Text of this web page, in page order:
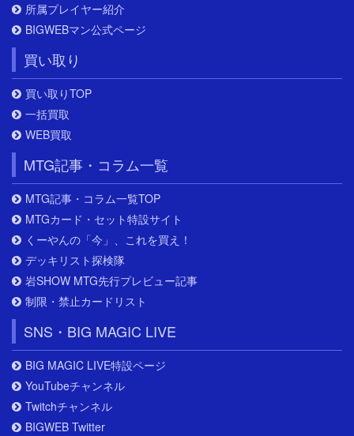
所属プレイヤー紹介
BIGWEBマン公式ページ
買い取り
買い取りTOP
一括買取
WEB買取
MTG記事・コラム一覧
MTG記事・コラム一覧TOP
MTGカード・セット特設サイト
くーやんの「今」、これを買え！
デッキリスト探検隊
岩SHOW MTG先行プレビュー記事
制限・禁止カードリスト
SNS・BIG MAGIC LIVE
BIG MAGIC LIVE特設ページ
YouTubeチャンネル
Twitchチャンネル
BIGWEB Twitter